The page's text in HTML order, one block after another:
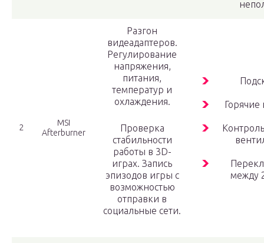
2
MSI
Afterburner
Разгон
видеадаптеров.
Регулирование
напряжения,
питания,
температур и
охлаждения.
Проверка
стабильности
работы в 3D-
играх. Запись
эпизодов игры с
возможностью
отправки в
социальные сети.
между